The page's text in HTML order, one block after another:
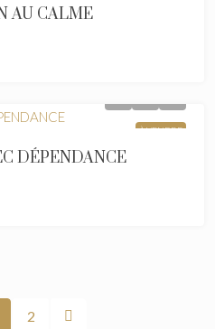
AU CALME
À VENDRE
DÉPENDANCE
2